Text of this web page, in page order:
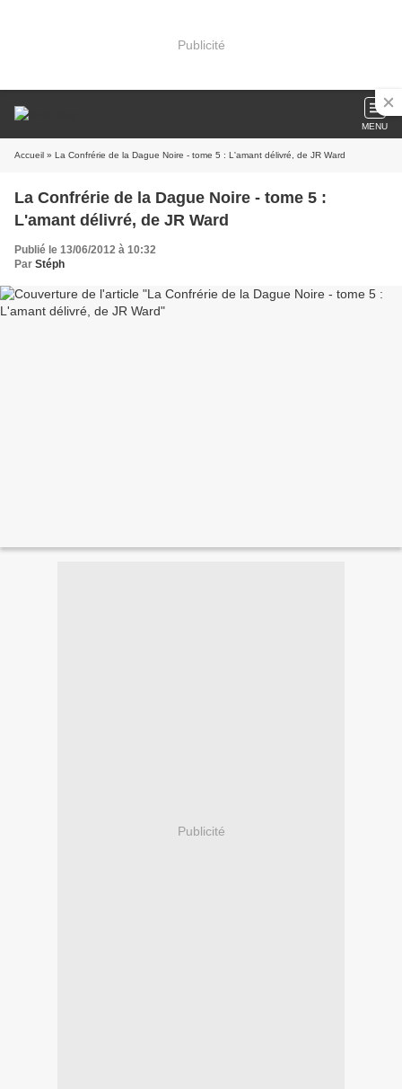
Publicité
MENU
Accueil » La Confrérie de la Dague Noire - tome 5 : L'amant délivré, de JR Ward
La Confrérie de la Dague Noire - tome 5 :
L'amant délivré, de JR Ward
Publié le 13/06/2012 à 10:32
Par Stéph
Publicité